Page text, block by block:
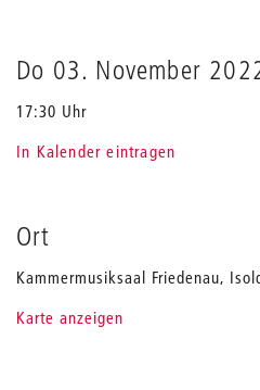
Do 03. November
17:30 Uhr
In Kalender eintragen
Ort
Kammermusiksaal Friedenau,
Karte anzeigen